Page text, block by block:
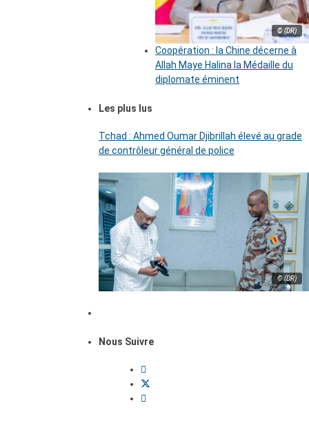
© (DR)
Coopération : la Chine décerne à
Allah Maye Halina la Médaille du
diplomate éminent
Les plus lus
Tchad : Ahmed Oumar Djibrillah élevé au grade
de contrôleur général de police
© (DR)
Nous Suivre